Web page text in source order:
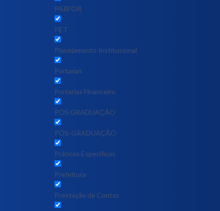
PARFOR
PET
Planejamento Institucional
Portarias
Portarias Financeiro
PÓS GRADUAÇÃO
PÓS-GRADUAÇÃO
Práticas Específicas
Prefeitura
Prestação de Contas